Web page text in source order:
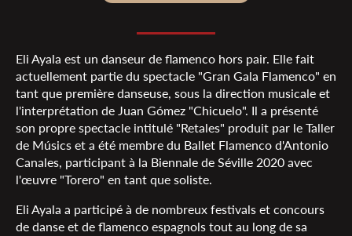
Eli Ayala est un danseur de flamenco hors pair. Elle fait
actuellement partie du spectacle "Gran Gala Flamenco" en
tant que première danseuse, sous la direction musicale et
l'interprétation de Juan Gómez "Chicuelo". Il a présenté
son propre spectacle intitulé "Retales" produit par le Taller
de Músics et a été membre du Ballet Flamenco d'Antonio
Canales, participant à la Biennale de Séville 2020 avec
l'œuvre "Torero" en tant que soliste.
Eli Ayala a participé à de nombreux festivals et concours
de danse et de flamenco espagnols tout au long de sa